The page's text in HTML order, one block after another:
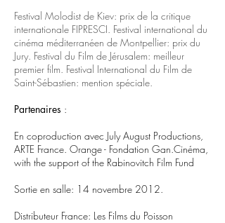
Festival Molodist de Kiev: prix de la critique
internationale FIPRESCI. Festival international du
cinéma méditerranéen de Montpellier: prix du
Jury. Festival du Film de Jérusalem: meilleur
premier film. Festival International du Film de
Saint-Sébastien: mention spéciale.
Partenaires :
En coproduction avec July August Productions,
ARTE France. Orange - Fondation Gan.Cinéma,
with the support of the Rabinovitch Film Fund
Sortie en salle: 14 novembre 2012.
Distributeur France: Les Films du Poisson